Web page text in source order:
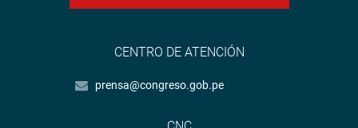
CENTRO DE ATENCIÓN
prensa@congreso.gob.pe